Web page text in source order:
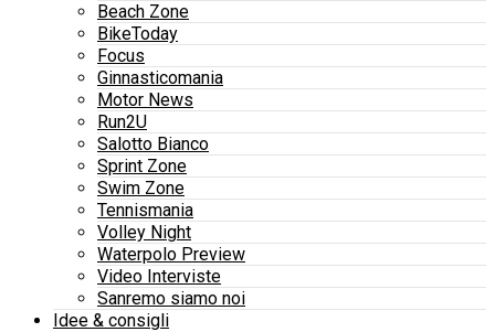
Beach Zone
BikeToday
Focus
Ginnasticomania
Motor News
Run2U
Salotto Bianco
Sprint Zone
Swim Zone
Tennismania
Volley Night
Waterpolo Preview
Video Interviste
Sanremo siamo noi
Idee & consigli